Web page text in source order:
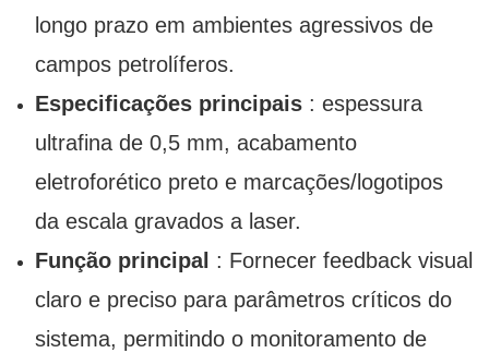
longo prazo em ambientes agressivos de
campos petrolíferos.
Especificações principais: espessura
ultrafina de 0,5 mm, acabamento
eletroforético preto e marcações/logotipos
da escala gravados a laser.
Função principal : Fornecer feedback visual
claro e preciso para parâmetros críticos do
sistema, permitindo o monitoramento de